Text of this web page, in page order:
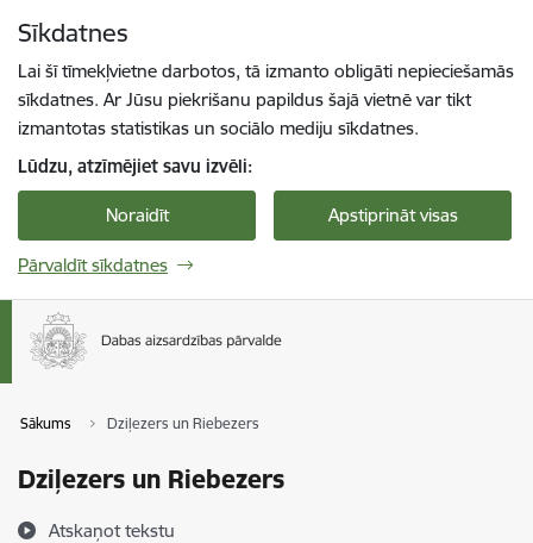
Sīkdatnes
Lai šī tīmekļvietne darbotos, tā izmanto obligāti nepieciešamās
sīkdatnes. Ar Jūsu piekrišanu papildus šajā vietnē var tikt
izmantotas statistikas un sociālo mediju sīkdatnes.
Lūdzu, atzīmējiet savu izvēli:
Noraidīt Apstiprināt visas
Pārvaldīt sīkdatnes
Sākums Dziļezers un Riebezers
Dziļezers un Riebezers
Atskaņot tekstu